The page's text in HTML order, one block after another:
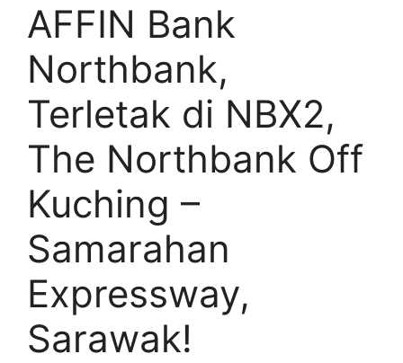
AFFIN Bank
Northbank,
Terletak di NBX2,
The Northbank Off
Kuching –
Samarahan
Expressway,
Sarawak!